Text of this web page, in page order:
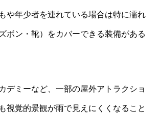
や年少者を連れている場合は特に濡れ
ボン・靴）をカバーできる装備がある
デミーなど、一部の屋外アトラクショ
視覚的景観が雨で見えにくくなること